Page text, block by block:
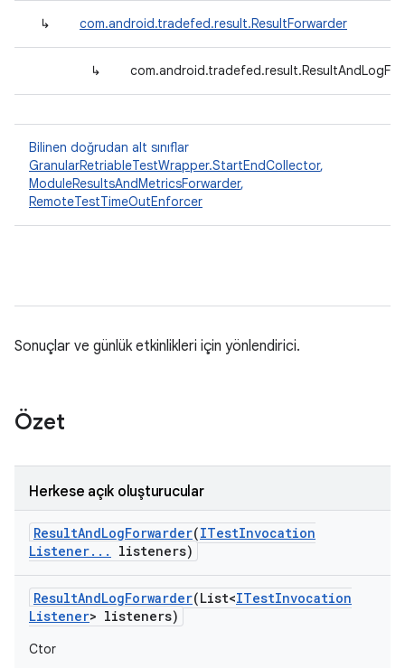
↳ com.android.tradefed.result.ResultForwarder
↳
Bilinen doğrudan alt sınıflar
GranularRetriableTestWrapper.StartEndCollector,
ModuleResultsAndMetricsForwarder,
RemoteTestTimeOutEnforcer
Sonuçlar ve günlük etkinlikleri için yönlendirici.
Özet
Herkese açık oluşturucular
ResultAndLogForwarder(ITestInvocation
Listener. . . listeners)
ResultAndLogForwarder(List<ITestInvocation
Listener> listeners)
Ctor